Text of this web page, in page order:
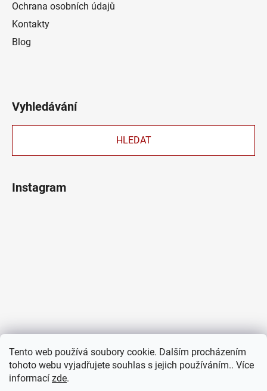
Tento web používá soubory cookie. Dalším procházením
tohoto webu vyjadřujete souhlas s jejich používáním.. Více
informací zde.
Ochrana osobních údajů
Kontakty
Blog
Vyhledávání
HLEDAT
Instagram